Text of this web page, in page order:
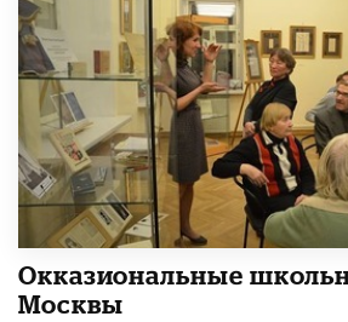
​Окказиональные
Москвы